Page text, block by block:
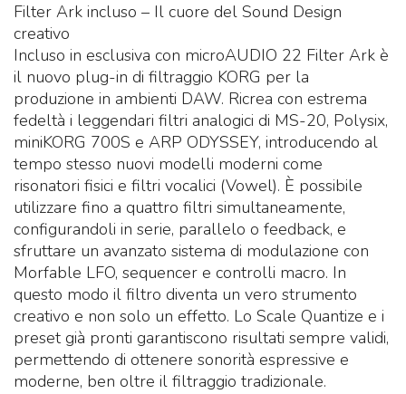
Filter Ark incluso – Il cuore del Sound Design
creativo
Incluso in esclusiva con microAUDIO 22 Filter Ark è
il nuovo plug-in di filtraggio KORG per la
produzione in ambienti DAW. Ricrea con estrema
fedeltà i leggendari filtri analogici di MS-20, Polysix,
miniKORG 700S e ARP ODYSSEY, introducendo al
tempo stesso nuovi modelli moderni come
risonatori fisici e filtri vocalici (Vowel). È possibile
utilizzare fino a quattro filtri simultaneamente,
configurandoli in serie, parallelo o feedback, e
sfruttare un avanzato sistema di modulazione con
Morfable LFO, sequencer e controlli macro. In
questo modo il filtro diventa un vero strumento
creativo e non solo un effetto. Lo Scale Quantize e i
preset già pronti garantiscono risultati sempre validi,
permettendo di ottenere sonorità espressive e
moderne, ben oltre il filtraggio tradizionale.